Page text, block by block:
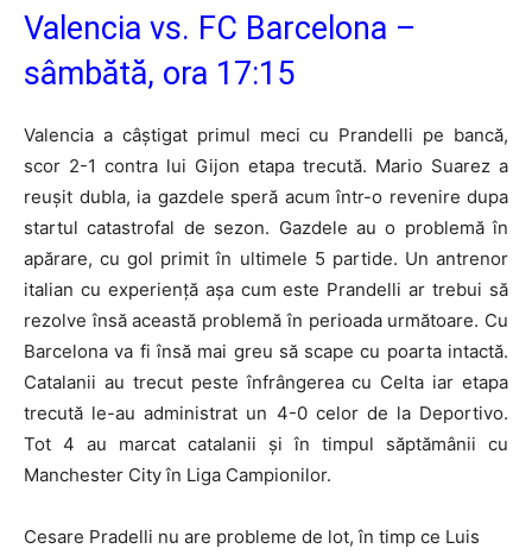
Valencia vs. FC Barcelona –
sâmbătă, ora 17:15
Valencia a câştigat primul meci cu Prandelli pe bancă,
scor 2-1 contra lui Gijon etapa trecută. Mario Suarez a
reuşit dubla, ia gazdele speră acum într-o revenire dupa
startul catastrofal de sezon. Gazdele au o problemă în
apărare, cu gol primit în ultimele 5 partide. Un antrenor
italian cu experienţă aşa cum este Prandelli ar trebui să
rezolve însă această problemă în perioada următoare. Cu
Barcelona va fi însă mai greu să scape cu poarta intactă.
Catalanii au trecut peste înfrângerea cu Celta iar etapa
trecută le-au administrat un 4-0 celor de la Deportivo.
Tot 4 au marcat catalanii şi în timpul săptămânii cu
Manchester City în Liga Campionilor.
Cesare Pradelli nu are probleme de lot, în timp ce Luis